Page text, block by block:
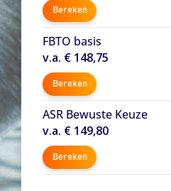
Bereken
FBTO basis
v.a. € 148,75
Bereken
ASR Bewuste Keuze
v.a. € 149,80
Bereken